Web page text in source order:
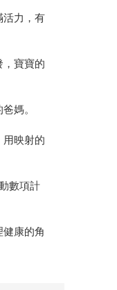
活力，有
，寶寶的
媽。
用映射的
數項計
康的角